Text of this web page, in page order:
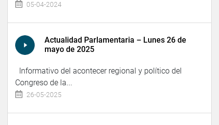
05-04-2024
Actualidad Parlamentaria – Lunes 26 de
mayo de 2025
Informativo del acontecer regional y político del
Congreso de la...
26-05-2025